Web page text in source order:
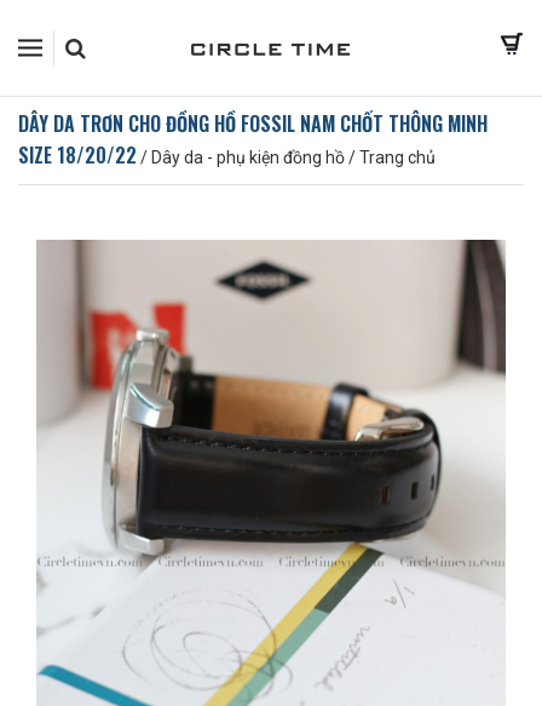
DÂY DA TRƠN CHO ĐỒNG HỒ FOSSIL NAM CHỐT THÔNG MINH
SIZE 18/20/22 / Dây da - phụ kiện đồng hồ/Trang chủ